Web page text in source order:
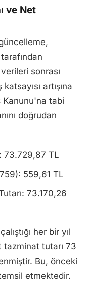
ve Net
sonrası
artışına
Kanunu'na tabi
doğrudan
73.729,87 TL
559,61 TL
73.170,26
her bir yıl
tutarı 73
Bu, önceki
etmektedir.